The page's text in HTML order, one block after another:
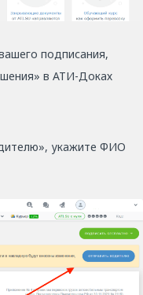
подписания,
в АТИ-Доках
укажите ФИО